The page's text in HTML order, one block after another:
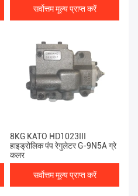
सर्वोत्तम मूल्य प्राप्त करें
8KG KATO HD1023III
हाइड्रोलिक पंप रेगुलेटर G-9N5A ग्रे
कलर
सर्वोत्तम मूल्य प्राप्त करें